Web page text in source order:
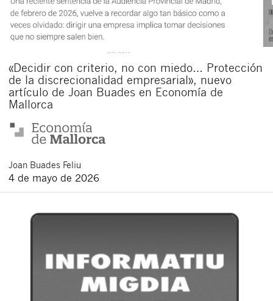
«Decidir con criterio, no con miedo… Protección
de la discrecionalidad empresarial», nuevo
artículo de Joan Buades en Economía de
Mallorca
Joan Buades Feliu
4 de mayo de 2026